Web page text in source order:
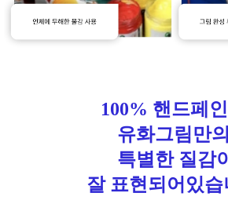
100% 핸드페
유화그림만의
특별한 질감이
잘 표현되어있습